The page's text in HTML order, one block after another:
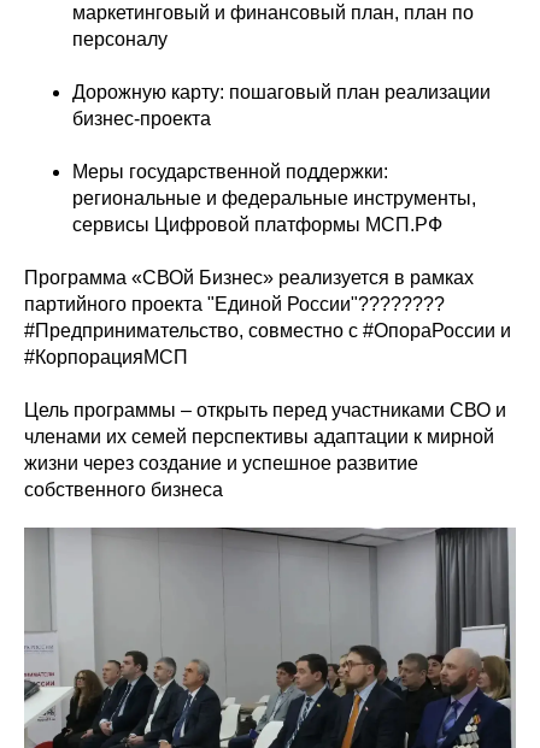
маркетинговый и финансовый план, план по
персоналу
Дорожную карту: пошаговый план реализации
бизнес-проекта
Меры государственной поддержки:
региональные и федеральные инструменты,
сервисы Цифровой платформы МСП.РФ
Программа «СВОй Бизнес» реализуется в рамках
партийного проекта "Единой России"????????
#Предпринимательство, совместно с #ОпораРоссии и
#КорпорацияМСП
Цель программы – открыть перед участниками СВО и
членами их семей перспективы адаптации к мирной
жизни через создание и успешное развитие
собственного бизнеса